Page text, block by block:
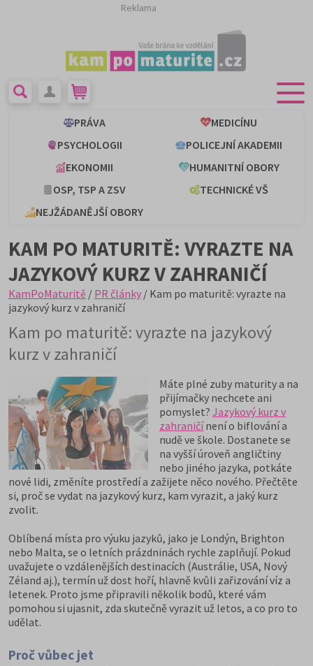
Reklama
PRÁVA
MEDICÍNU
PSYCHOLOGII
POLICEJNÍ AKADEMII
EKONOMII
HUMANITNÍ OBORY
OSP, TSP A ZSV
TECHNICKÉ VŠ
NEJŽÁDANĚJŠÍ OBORY
KAM PO MATURITĚ: VYRAZTE NA
JAZYKOVÝ KURZ V ZAHRANIČÍ
KamPoMaturitě / PR články / Kam po maturitě: vyrazte na
jazykový kurz v zahraničí
Kam po maturitě: vyrazte na jazykový
kurz v zahraničí
Máte plné zuby maturity a na
přijímačky nechcete ani
pomyslet? Jazykový kurz v
zahraničínení o biflování a
nudě ve škole. Dostanete se
na vyšší úroveň angličtiny
nebo jiného jazyka, potkáte
nové lidi, změníte prostředí a zažijete něco nového. Přečtěte
si, proč se vydat na jazykový kurz, kam vyrazit, a jaký kurz
zvolit.
Oblíbená místa pro výuku jazyků, jako je Londýn, Brighton
nebo Malta, se o letních prázdninách rychle zaplňují. Pokud
uvažujete o vzdálenějších destinacích (Austrálie, USA, Nový
Zéland aj.), termín už dost hoří, hlavně kvůli zařizování víz a
letenek. Proto jsme připravili několik bodů, které vám
pomohou si ujasnit, zda skutečně vyrazit už letos, a co pro to
udělat.
Proč vůbec jet